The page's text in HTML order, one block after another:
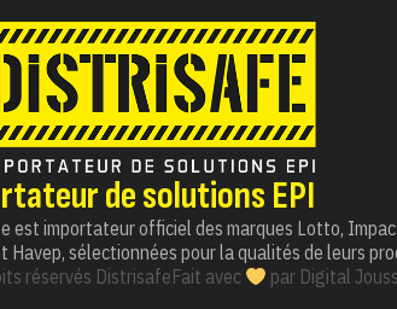
de solutions EPI
est importateur officiel des marques Lotto,
Havep, sélectionnées pour la qualités de leurs
réservés DistrisafeFait avec par Digital